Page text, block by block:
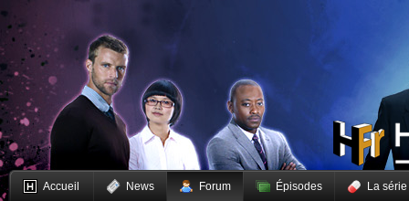
Accueil News Forum Épisodes La série